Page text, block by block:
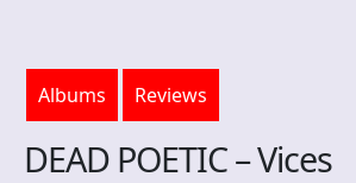
Albums Reviews
DEAD POETIC – Vices